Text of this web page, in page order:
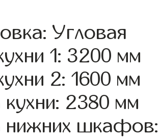
Угловая
1: 3200 мм
2: 1600 мм
2380 мм
нижних